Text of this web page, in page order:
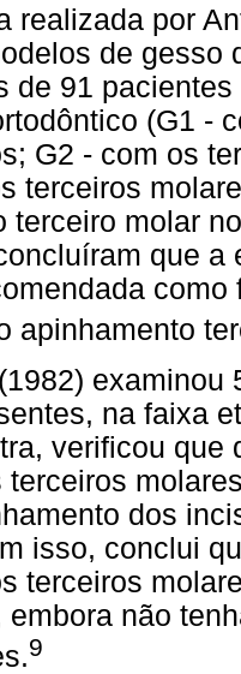
realizada por
de gesso
de 91
(G1 -
G2 - com os
terceiros
terceiro molar
que a
apinhamento
na faixa
verificou que
terceiros
dos
isso, conclui
terceiros
embora não
9